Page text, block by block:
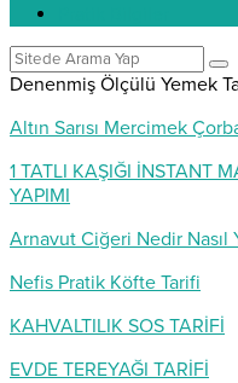
Denenmiş Ölçülü Yemek
Altın Sarısı Mercimek
1 TATLI KAŞIĞI İNSTANT
YAPIMI
Arnavut Ciğeri Nedir Nasıl
Nefis Pratik Köfte Tarifi
KAHVALTILIK SOS TARİFİ
EVDE TEREYAĞI TARİFİ